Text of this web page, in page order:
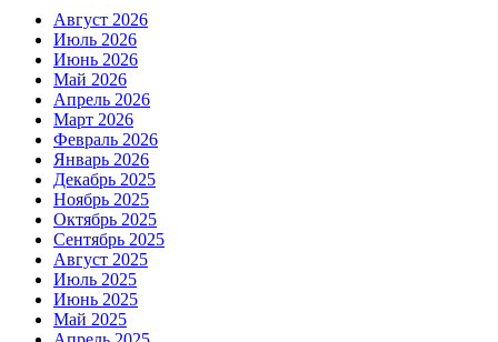
Август 2026
Июль 2026
Июнь 2026
Май 2026
Апрель 2026
Март 2026
Февраль 2026
Январь 2026
Декабрь 2025
Ноябрь 2025
Октябрь 2025
Сентябрь 2025
Август 2025
Июль 2025
Июнь 2025
Май 2025